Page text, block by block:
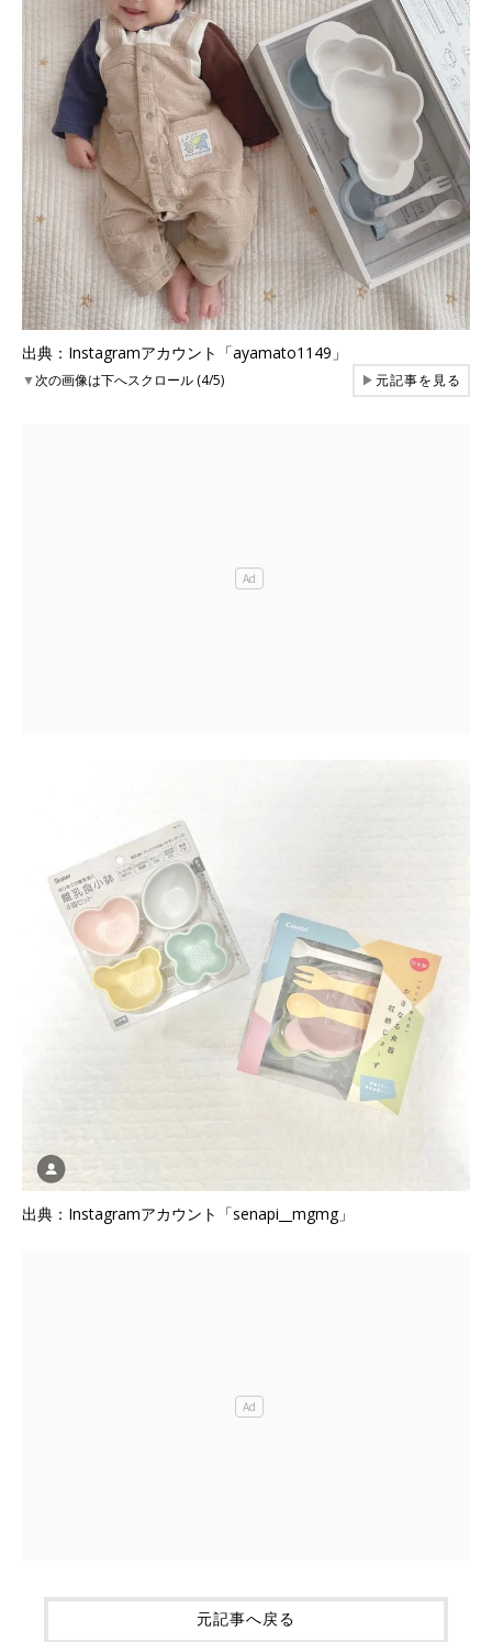
出典：Instagramアカウント「ayamato1149」
▼次の画像は下へスクロール (4/5) ▶元記事を見る
出典：Instagramアカウント「senapi__mgmg」
元記事へ戻る